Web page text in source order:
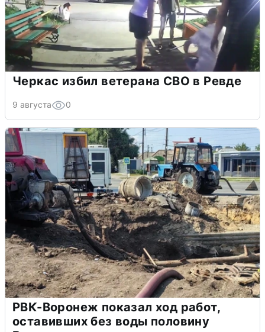
Черкас избил ветерана СВО в Ревде
9 августа 0
РВК-Воронеж показал ход работ,
оставивших без воды половину